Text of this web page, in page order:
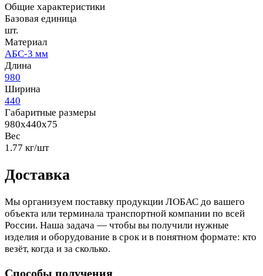
Общие характеристики
Базовая единица
шт.
Материал
АБС-3 мм
Длина
980
Ширина
440
Габаритные размеры
980x440x75
Вес
1.77 кг/шт
Доставка
Мы организуем поставку продукции ЛОБАС до вашего
объекта или терминала транспортной компании по всей
России. Наша задача — чтобы вы получили нужные
изделия и оборудование в срок и в понятном формате: кто
везёт, когда и за сколько.
Способы получения